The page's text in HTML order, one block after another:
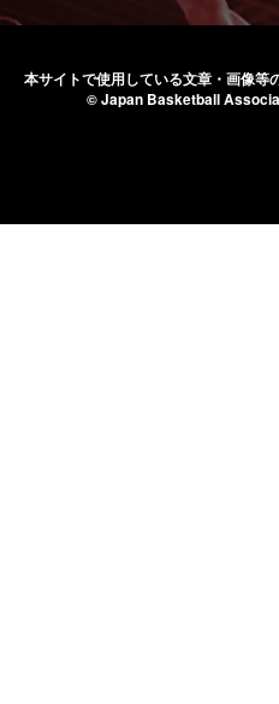
本サイトで使用している文章・画像等
© Japan Basketball